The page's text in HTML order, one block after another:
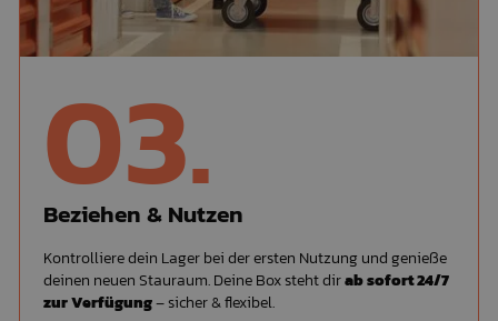
03.
Beziehen & Nutzen
Kontrolliere dein Lager bei der ersten Nutzung und genieße
deinen neuen Stauraum. Deine Box steht dirab sofort 24/7
zur Verfügung– sicher & flexibel.